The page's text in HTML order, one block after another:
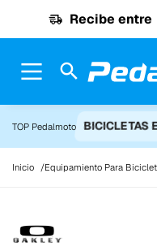
Recibe entre
TOP Pedalmoto BICICLETAS
Inicio Equipamiento Para